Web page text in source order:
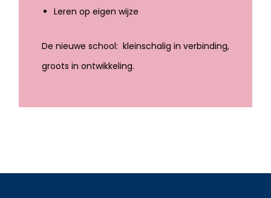
Leren op eigen wijze
De nieuwe school: kleinschalig in verbinding,
groots in ontwikkeling.